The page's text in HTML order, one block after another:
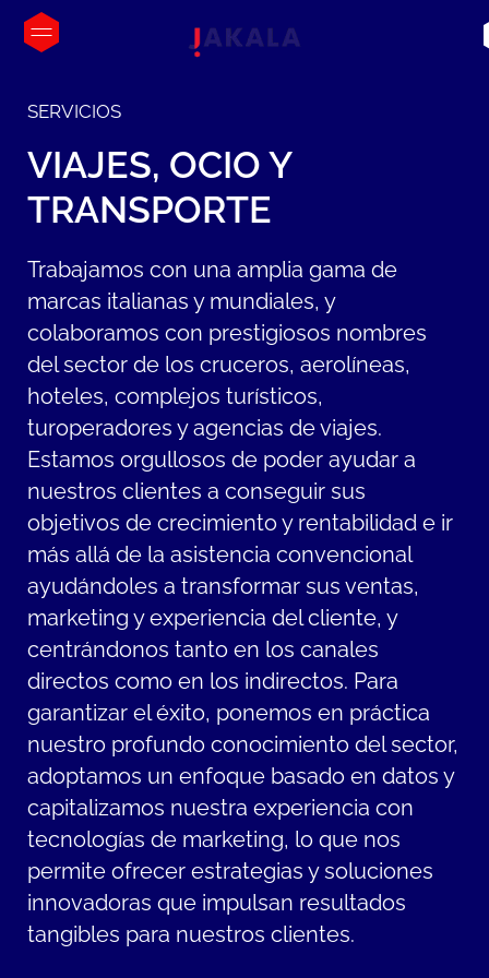
SERVICIOS
VIAJES, OCIO Y
TRANSPORTE
Trabajamos con una amplia gama de
marcas italianas y mundiales, y
colaboramos con prestigiosos nombres
del sector de los cruceros, aerolíneas,
hoteles, complejos turísticos,
turoperadores y agencias de viajes.
Estamos orgullosos de poder ayudar a
nuestros clientes a conseguir sus
objetivos de crecimiento y rentabilidad e ir
más allá de la asistencia convencional
ayudándoles a transformar sus ventas,
marketing y experiencia del cliente, y
centrándonos tanto en los canales
directos como en los indirectos. Para
garantizar el éxito, ponemos en práctica
nuestro profundo conocimiento del sector,
adoptamos un enfoque basado en datos y
capitalizamos nuestra experiencia con
tecnologías de marketing, lo que nos
permite ofrecer estrategias y soluciones
innovadoras que impulsan resultados
tangibles para nuestros clientes.